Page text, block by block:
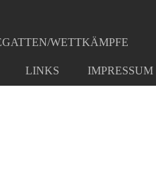
WETTKÄMPFE
LINKS IMPRESSUM